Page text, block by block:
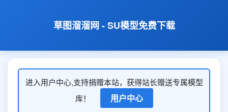
草图溜溜网 - SU模型免费下载
进入用户中心,支持捐赠本站，获得站长赠送专属模型
库！
用户中心